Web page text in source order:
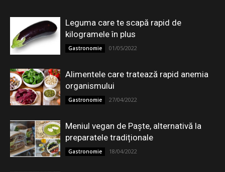
Leguma care te scapă rapid de
kilogramele în plus
Gastronomie 01/05/2022
Alimentele care tratează rapid anemia
organismului
Gastronomie 27/04/2022
Meniul vegan de Paște, alternativă la
preparatele tradiționale
Gastronomie 18/04/2022